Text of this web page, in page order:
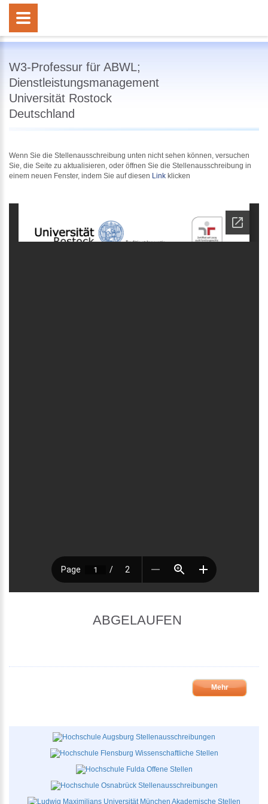
W3-Professur für ABWL;
Dienstleistungsmanagement
Universität Rostock
Deutschland
Wenn Sie die Stellenausschreibung unten nicht sehen können, versuchen
Sie, die Seite zu aktualisieren, oder öffnen Sie die Stellenausschreibung in
einem neuen Fenster, indem Sie auf diesen Link klicken
ABGELAUFEN
Mehr